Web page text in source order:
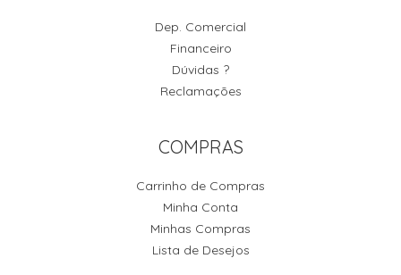
Dep. Comercial
Financeiro
Dúvidas ?
Reclamações
COMPRAS
Carrinho de Compras
Minha Conta
Minhas Compras
Lista de Desejos